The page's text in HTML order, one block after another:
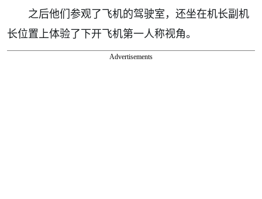
之后他们参观了飞机的驾驶室，还坐在机长副机
长位置上体验了下开飞机第一人称视角。
Advertisements